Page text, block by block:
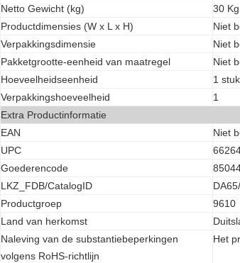
Netto Gewicht (kg)
30 Kg
Productdimensies (W x L x H)
Niet
Verpakkingsdimensie
Niet
Pakketgrootte-eenheid van maatregel
Niet
Hoeveelheidseenheid
1 stuk
Verpakkingshoeveelheid
1
Extra Productinformatie
EAN
Niet
UPC
Goederencode
LKZ_FDB/CatalogID
Productgroep
9610
Land van herkomst
Naleving van de substantiebeperkingen
volgens RoHS-richtlijn
Het